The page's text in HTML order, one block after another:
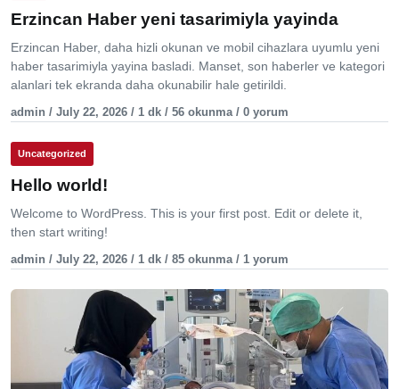
Erzincan Haber yeni tasarimiyla yayinda
Erzincan Haber, daha hizli okunan ve mobil cihazlara uyumlu yeni
haber tasarimiyla yayina basladi. Manset, son haberler ve kategori
alanlari tek ekranda daha okunabilir hale getirildi.
admin / July 22, 2026 / 1 dk / 56 okunma / 0 yorum
Uncategorized
Hello world!
Welcome to WordPress. This is your first post. Edit or delete it,
then start writing!
admin / July 22, 2026 / 1 dk / 85 okunma / 1 yorum